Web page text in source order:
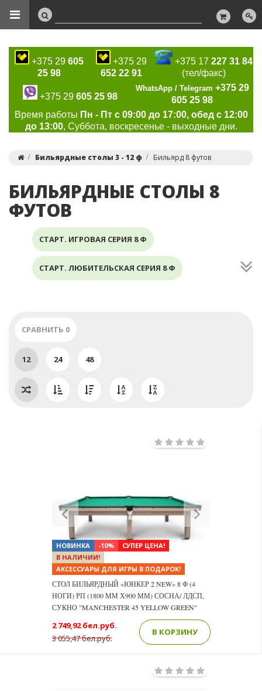
+375 29 605
25 98
+375 29
652 22 91
+375 17227 31 84
(тел/факс)
+375 29 605 25 98
WhatsApp / Telegram +375 29
605 25 98
Время работы Пн - Пт с 09:00 до 17:00, обед с 12:00
до 13:00, Суббота, воскресенье - выходные дни.
Бильярдные столы 3 - 12 ф Бильярд 8 футов
БИЛЬЯРДНЫЕ СТОЛЫ 8
ФУТОВ
СТАРТ. ИГРОВАЯ СЕРИЯ 8 Ф
СТАРТ. ЛЮБИТЕЛЬСКАЯ СЕРИЯ 8 Ф
СРАВНИТЬ 0
12 24 48
Previous Next
НОВИНКА -10%
СУПЕР ЦЕНА!
В НАЛИЧИИ!
АКСЕССУАРЫ ДЛЯ ИГРЫ В ПОДАРОК!
СТОЛ БИЛЬЯРДНЫЙ «ЮНКЕР 2 NEW» 8 Ф (4
НОГИ) РП (1800 ММ Х900 ММ) СОСНА/ ЛДСП,
СУКНО "MANCHESTER 45 YELLOW GREEN"
3 055,47 бел.руб.
2 749,92 бел.руб.
В КОРЗИНУ